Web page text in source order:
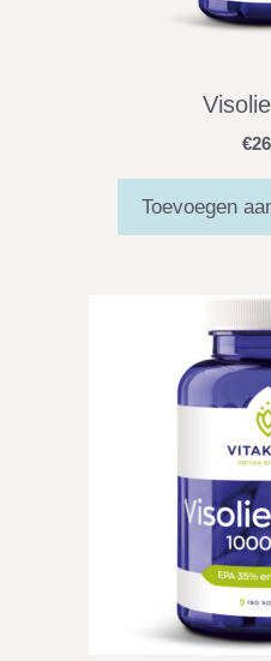
€
Toevoegen